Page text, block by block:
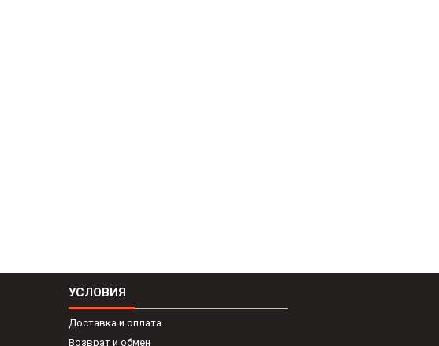
УСЛОВИЯ
Доставка и оплата
Возврат и обмен